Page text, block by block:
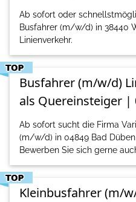
Ab sofort oder
Busfahrer (m/w/d) in 38440
Linienverkehr.
Busfahrer (m/w/d)
als Quereinsteiger |
Ab sofort sucht die Firma
(m/w/d) in 04849 Bad
Bewerben Sie sich gerne
Kleinbusfahrer (m/